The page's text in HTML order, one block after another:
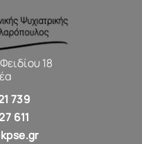
18
739
611